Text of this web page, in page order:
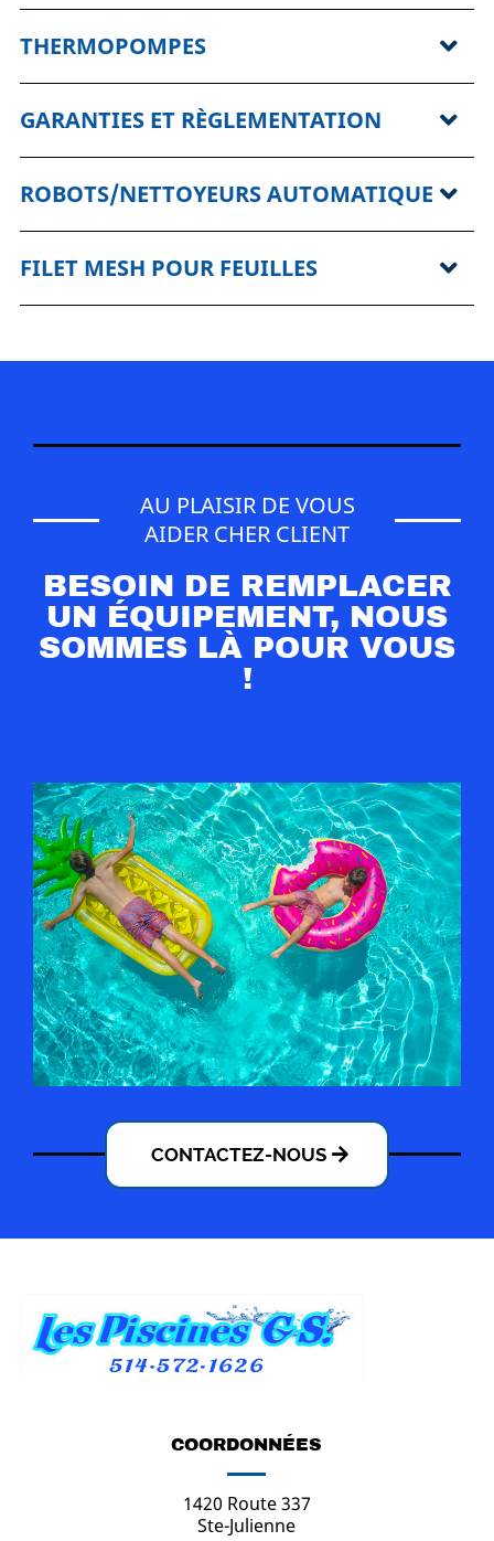
THERMOPOMPES
GARANTIES ET RÈGLEMENTATION
ROBOTS/NETTOYEURS AUTOMATIQUE
FILET MESH POUR FEUILLES
AU PLAISIR DE VOUS
AIDER CHER CLIENT
BESOIN DE REMPLACER
UN ÉQUIPEMENT, NOUS
SOMMES LÀ POUR VOUS
!
CONTACTEZ-NOUS
COORDONNÉES
1420 Route 337
Ste-Julienne